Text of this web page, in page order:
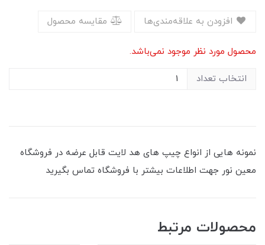
مقایسه محصول
محصول مورد نظر موجود نمی‌باشد.
انتخاب تعداد
نمونه هایی از انواع چیپ های هد لایت قابل عرضه در فروشگاه
معین نور جهت اطلاعات بیشتر با فروشگاه تماس بگیرید
محصولات مرتبط